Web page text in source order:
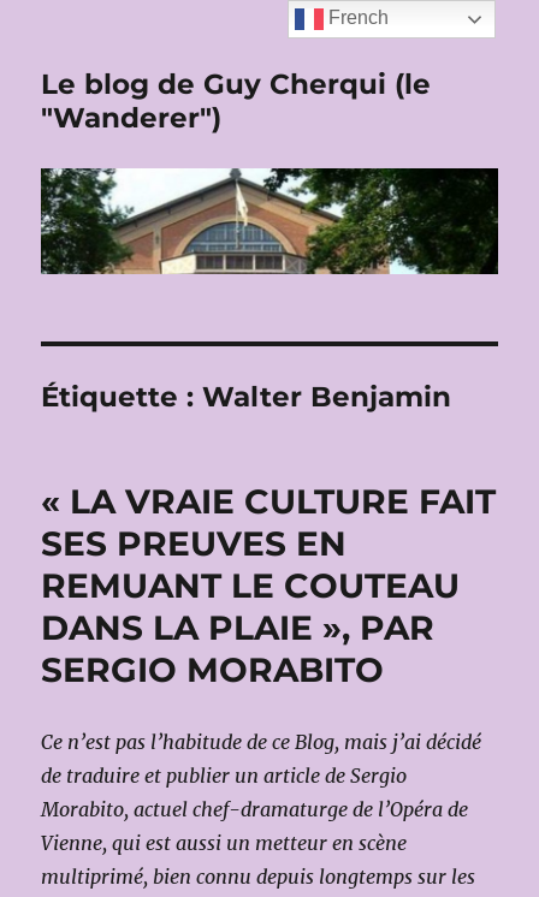
Le blog de Guy Cherqui (le
"Wanderer")
Étiquette :Walter Benjamin
« LA VRAIE CULTURE FAIT
SES PREUVES EN
REMUANT LE COUTEAU
DANS LA PLAIE », PAR
SERGIO MORABITO
Ce n’est pas l’habitude de ce Blog, mais j’ai décidé
de traduire et publier un article de Sergio
Morabito, actuel chef-dramaturge de l’Opéra de
Vienne, qui est aussi un metteur en scène
multiprimé, bien connu depuis longtemps sur les
French